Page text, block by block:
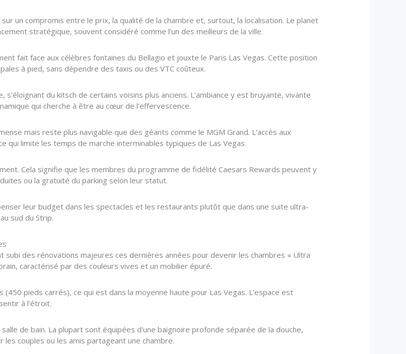
un compromis entre le prix, la qualité de la chambre et, surtout, la localisation. Le planet
stratégique, souvent considéré comme l’un des meilleurs de la ville.
fait face aux célèbres fontaines du Bellagio et jouxte le Paris Las Vegas. Cette position
à pied, sans dépendre des taxis ou des VTC coûteux.
du kitsch de certains voisins plus anciens. L’ambiance y est bruyante, vivante
qui cherche à être au cœur de l’effervescence.
mais reste plus navigable que des géants comme le MGM Grand. L’accès aux
qui limite les temps de marche interminables typiques de Las Vegas.
Cela signifie que les membres du programme de fidélité Caesars Rewards peuvent y
ou la gratuité du parking selon leur statut.
leur budget dans les spectacles et les restaurants plutôt que dans une suite ultra-
sud du Strip.
subi des rénovations majeures ces dernières années pour devenir les chambres « Ultra
caractérisé par des couleurs vives et un mobilier épuré.
pieds carrés), ce qui est dans la moyenne haute pour Las Vegas. L’espace est
à l’étroit.
de bain. La plupart sont équipées d’une baignoire profonde séparée de la douche,
les couples ou les amis partageant une chambre.